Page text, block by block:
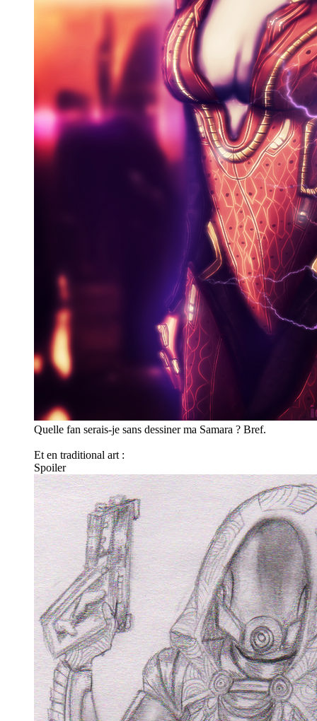
Quelle fan serais-je sans dessiner ma Samara ? Bref.
Et en traditional art :
Spoiler